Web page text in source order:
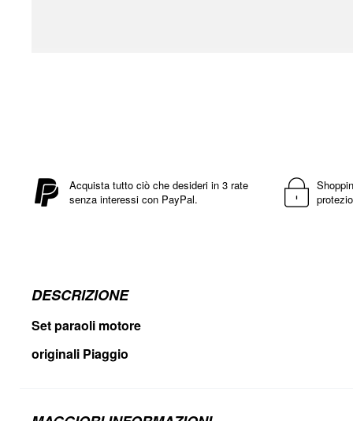
Acquista tutto ciò che desideri in 3 rate
senza interessi con PayPal.
DESCRIZIONE
Set paraoli motore
originali Piaggio